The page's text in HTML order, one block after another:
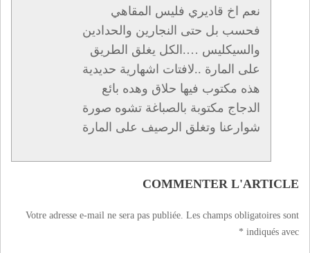
نعم اخ قاديري فليس المقاهي
فحسب بل حتى النجارين والحدادين
والسيكليس ….الكل يغلق الطريق
على المارة ..لافتات اشهارية حديدية
هذه مكتوب فيها حلاق وهده بائع
الدجاج مكتوبة بالصباغة تشوه صورة
شوارعنا وتغلق الرصيف على المارة
COMMENTER L'ARTICLE
Votre adresse e-mail ne sera pas publiée. Les champs obligatoires sont
indiqués avec
*